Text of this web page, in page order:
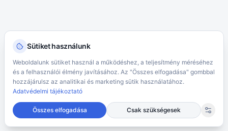
Sütiket használunk
Weboldalunk sütiket használ a működéshez, a teljesítmény méréséhez
és a felhasználói élmény javításához. Az "Összes elfogadása" gombbal
hozzájárulsz az analitikai és marketing sütik használatához.
Adatvédelmi tájékoztató
Összes elfogadása Csak szükségesek